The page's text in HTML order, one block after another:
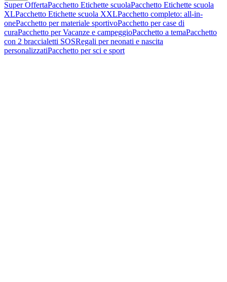
Super OffertaPacchetto Etichette scuolaPacchetto Etichette scuola
XLPacchetto Etichette scuola XXLPacchetto completo: all-in-
onePacchetto per materiale sportivoPacchetto per case di
curaPacchetto per Vacanze e campeggioPacchetto a temaPacchetto
con 2 braccialetti SOSRegali per neonati e nascita
personalizzatiPacchetto per sci e sport